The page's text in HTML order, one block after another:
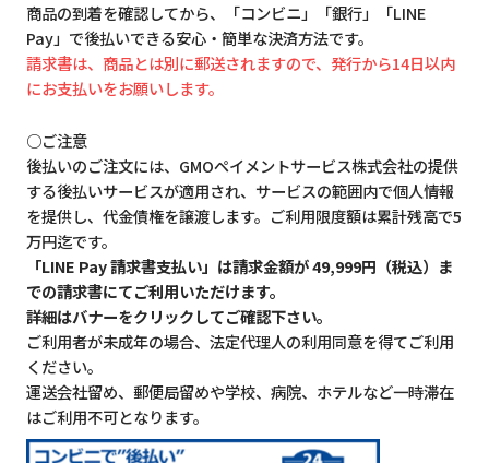
商品の到着を確認してから、「コンビニ」「銀行」「LINE
Pay」で後払いできる安心・簡単な決済方法です。
請求書は、商品とは別に郵送されますので、発行から14日以内
にお支払いをお願いします。
○ご注意
後払いのご注文には、GMOペイメントサービス株式会社の提供
する後払いサービスが適用され、サービスの範囲内で個人情報
を提供し、代金債権を譲渡します。ご利用限度額は累計残高で5
万円迄です。
「LINE Pay 請求書支払い」は請求金額が 49,999円（税込）ま
での請求書にてご利用いただけます。
詳細はバナーをクリックしてご確認下さい。
ご利用者が未成年の場合、法定代理人の利用同意を得てご利用
ください。
運送会社留め、郵便局留めや学校、病院、ホテルなど一時滞在
はご利用不可となります。